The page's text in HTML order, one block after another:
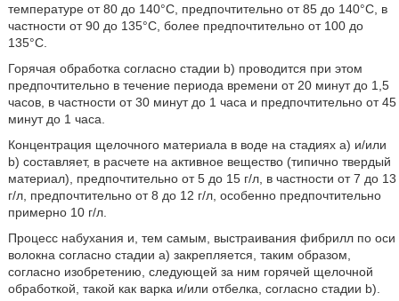
температуре от 80 до 140°C, предпочтительно от 85 до 140°C, в
частности от 90 до 135°C, более предпочтительно от 100 до
135°C.
Горячая обработка согласно стадии b) проводится при этом
предпочтительно в течение периода времени от 20 минут до 1,5
часов, в частности от 30 минут до 1 часа и предпочтительно от 45
минут до 1 часа.
Концентрация щелочного материала в воде на стадиях a) и/или
b) составляет, в расчете на активное вещество (типично твердый
материал), предпочтительно от 5 до 15 г/л, в частности от 7 до 13
г/л, предпочтительно от 8 до 12 г/л, особенно предпочтительно
примерно 10 г/л.
Процесс набухания и, тем самым, выстраивания фибрилл по оси
волокна согласно стадии a) закрепляется, таким образом,
согласно изобретению, следующей за ним горячей щелочной
обработкой, такой как варка и/или отбелка, согласно стадии b).